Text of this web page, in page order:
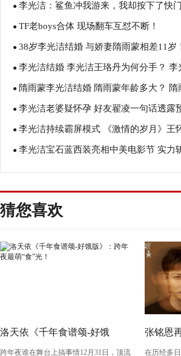
● 李光洁：鲨鱼冲我游来，我却按下了快门
● TF老boys合体 现场翻车互怼不断！
● 38岁李光洁结婚 与娇妻隋雨蒙相差11岁
● 李光洁结婚 李光洁王珞丹为何分手？ 李
嫣快本合唱《花好月圆》
● 隋雨蒙李光洁结婚 隋雨蒙年龄多大？ 隋
人资料曝光
● 李光洁老婆疑怀孕 好友翟凌一句话透露
● 李光洁持续霸屏模式 《激情的岁月》王
审未通过
● 李光洁宝石蓝西装亮相中美电影节 实力
佳男配角奖
猜您喜欢
洛天依《千年食谱颂-好饿
跨年夜谁在舞台上搞事情12月31日，顶流
张铭恩
在历经多